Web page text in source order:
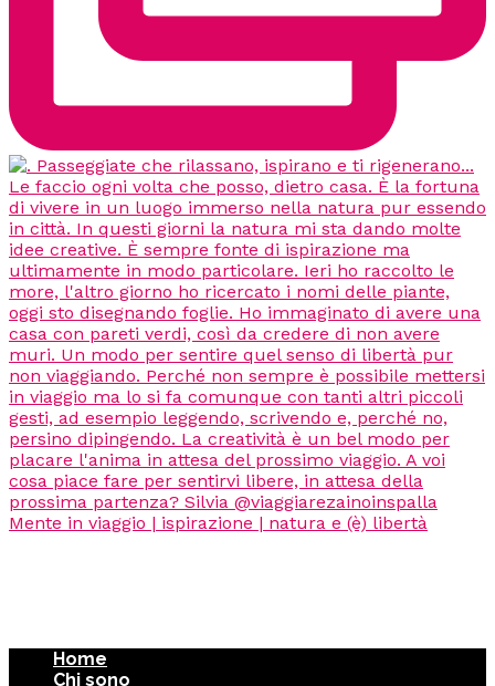
Home
Chi sono